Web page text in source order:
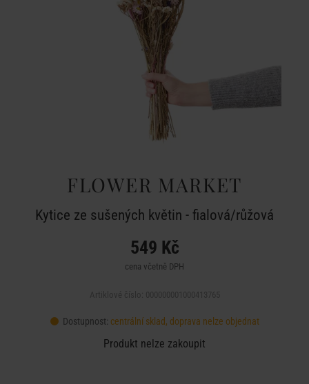
FLOWER MARKET
Kytice ze sušených květin - fialová/růžová
549 Kč
cena včetně DPH
Dostupnost: centrální sklad, doprava nelze objednat
Produkt nelze zakoupit